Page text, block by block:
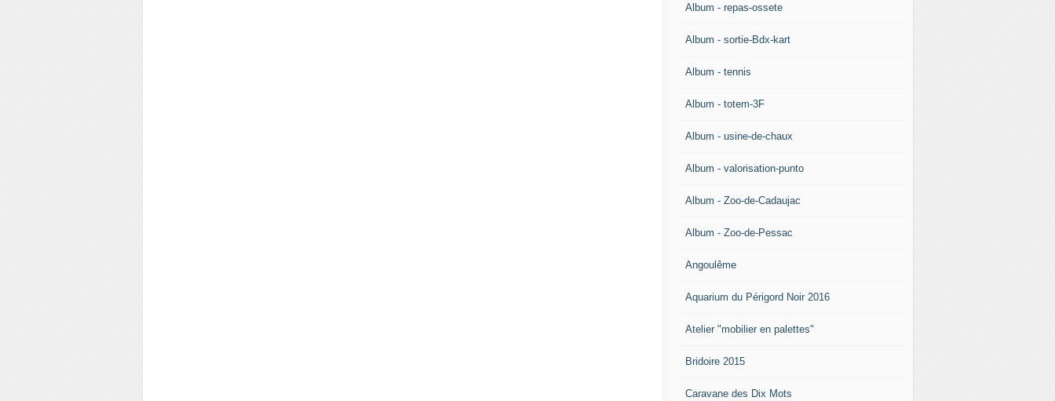
Album - repas-ossete
Album - sortie-Bdx-kart
Album - tennis
Album - totem-3F
Album - usine-de-chaux
Album - valorisation-punto
Album - Zoo-de-Cadaujac
Album - Zoo-de-Pessac
Angoulême
Aquarium du Périgord Noir 2016
Atelier "mobilier en palettes"
Bridoire 2015
Caravane des Dix Mots